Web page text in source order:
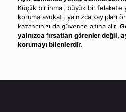
Küçük bir ihmal, büyük bir felakete
koruma avukatı, yalnızca kayıpları
kazancınızı da güvence altına alır.
yalnızca fırsatları görenler değil,
korumayı bilenlerdir.